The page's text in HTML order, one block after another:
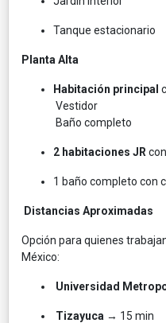
Tanque estacionario
Planta Alta
Habitación principal
Vestidor
Baño completo
2 habitaciones JR
1 baño completo con
Distancias Aproximadas
Opción para quienes
México:
Universidad
Tizayuca → 15 min